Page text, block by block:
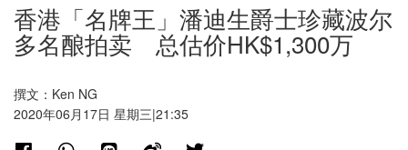
香港「名牌王」潘迪生爵士珍藏波尔
多名酿拍卖 总估价HK$1,300万
撰文：Ken NG
2020年06月17日 星期三|21:35